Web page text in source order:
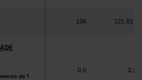
134 121.817
de 1
de 1
0,0 2,8